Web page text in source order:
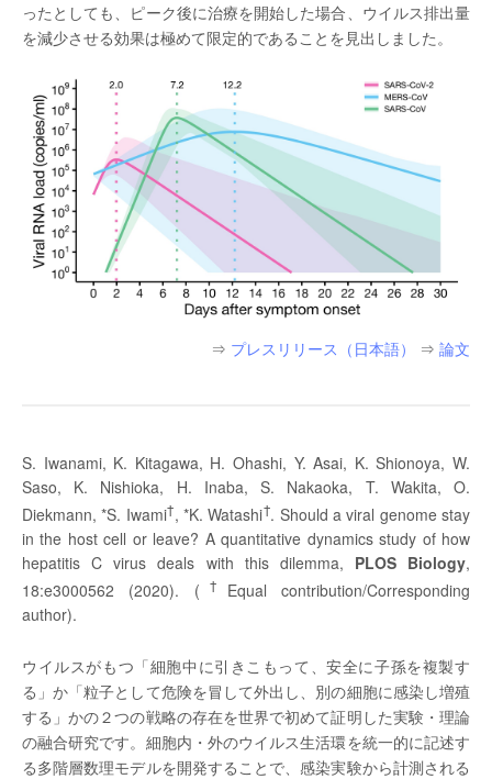
ったとしても、ピーク後に治療を開始した場合、ウイルス排出量
を減少させる効果は極めて限定的であることを見出しました。
⇒ プレスリリース（日本語） ⇒ 論文
S. Iwanami, K. Kitagawa, H. Ohashi, Y. Asai, K. Shionoya, W.
Saso, K. Nishioka, H. Inaba, S. Nakaoka, T. Wakita, O.
Diekmann, *S. Iwami†, *K. Watashi†. Should a viral genome stay
in the host cell or leave? A quantitative dynamics study of how
hepatitis C virus deals with this dilemma, PLOS Biology,
18:e3000562 (2020). ( † Equal contribution/Corresponding
author).
ウイルスがもつ「細胞中に引きこもって、安全に子孫を複製す
る」か「粒子として危険を冒して外出し、別の細胞に感染し増殖
する」かの２つの戦略の存在を世界で初めて証明した実験・理論
の融合研究です。細胞内・外のウイルス生活環を統一的に記述す
る多階層数理モデルを開発することで、感染実験から計測される